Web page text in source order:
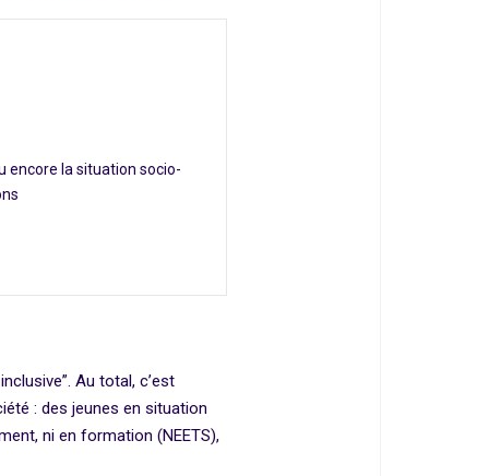
encore la situation socio-
Au total, c’est
: des jeunes en situation
ni en formation (NEETS),